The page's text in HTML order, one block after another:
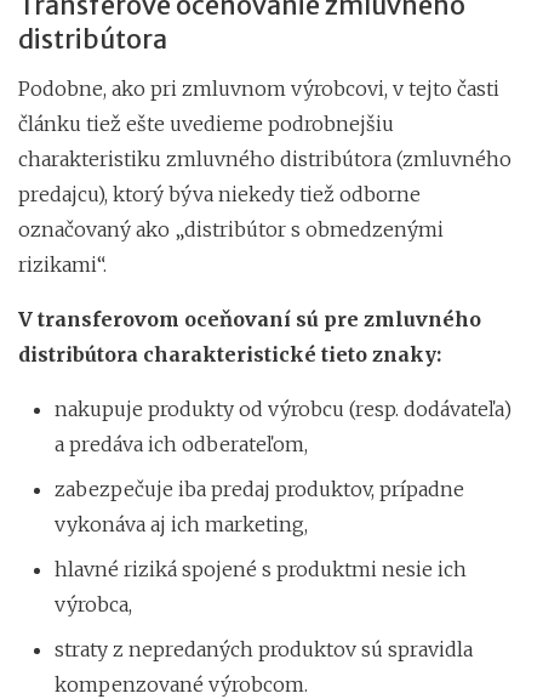
distribútora
Podobne, ako pri zmluvnom výrobcovi, v tejto časti
článku tiež ešte uvedieme podrobnejšiu
charakteristiku zmluvného distribútora (zmluvného
predajcu), ktorý býva niekedy tiež odborne
označovaný ako „distribútor s obmedzenými
rizikami“.
V transferovom oceňovaní sú pre zmluvného
distribútora charakteristické tieto znaky:
nakupuje produkty od výrobcu (resp. dodávateľa)
a predáva ich odberateľom,
zabezpečuje iba predaj produktov, prípadne
vykonáva aj ich marketing,
hlavné riziká spojené s produktmi nesie ich
výrobca,
straty z nepredaných produktov sú spravidla
kompenzované výrobcom.